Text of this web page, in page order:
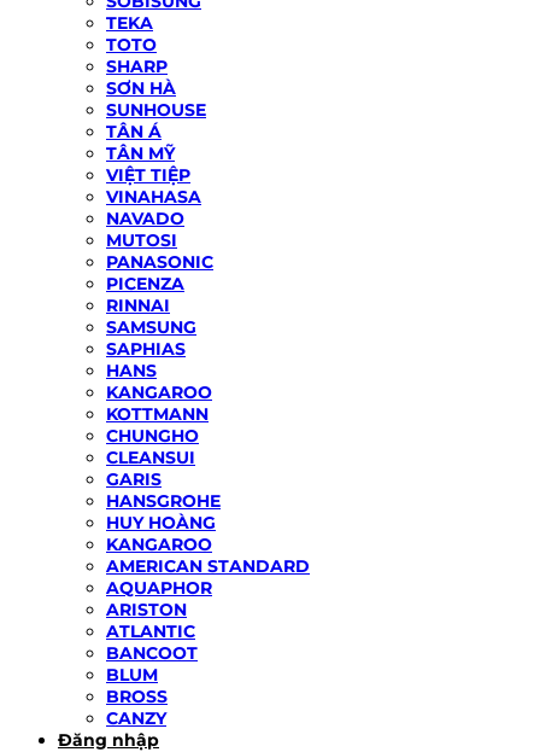
TEKA
TOTO
SHARP
SƠN HÀ
SUNHOUSE
TÂN Á
TÂN MỸ
VIỆT TIỆP
VINAHASA
NAVADO
MUTOSI
PANASONIC
PICENZA
RINNAI
SAMSUNG
SAPHIAS
HANS
KANGAROO
KOTTMANN
CHUNGHO
CLEANSUI
GARIS
HANSGROHE
HUY HOÀNG
KANGAROO
AMERICAN STANDARD
AQUAPHOR
ARISTON
ATLANTIC
BANCOOT
BLUM
BROSS
CANZY
Đăng nhập